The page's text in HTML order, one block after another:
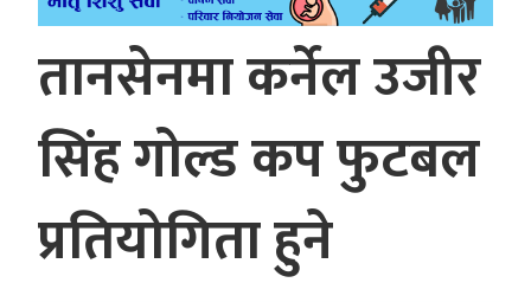
तानसेनमा कर्नेल उजीर
सिंह गोल्ड कप फुटबल
प्रतियोगिता हुने